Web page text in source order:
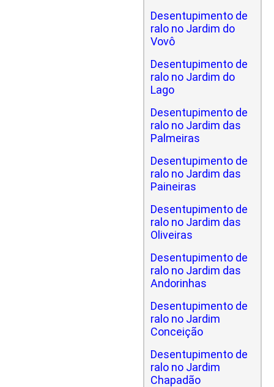
Desentupimento de
ralo no Jardim do
Vovô
Desentupimento de
ralo no Jardim do
Lago
Desentupimento de
ralo no Jardim das
Palmeiras
Desentupimento de
ralo no Jardim das
Paineiras
Desentupimento de
ralo no Jardim das
Oliveiras
Desentupimento de
ralo no Jardim das
Andorinhas
Desentupimento de
ralo no Jardim
Conceição
Desentupimento de
ralo no Jardim
Chapadão